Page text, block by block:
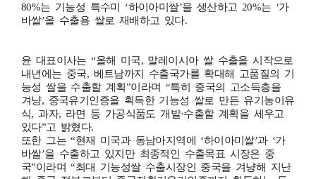
80%는 기능성 특수미 ‘하이아미쌀’을 생산하고 20%는 ‘가
바쌀’을 수출용 쌀로 재배하고 있다.
윤 대표이사는 “올해 미국, 말레이시아 쌀 수출을 시작으로
내년에는 중국, 베트남까지 수출국가를 확대해 고품질의 기
능성 쌀을 수출할 계획”이라며 “특히 중국의 고소득층을
겨냥, 중국유기인증을 획득한 기능성 쌀로 만든 유기농이유
식, 과자, 라면 등 가공식품도 개발·수출할 계획을 세우고
있다”고 밝혔다.
또한 그는 “현재 미국과 동남아지역에 ‘하이아미쌀’과 ‘가
바쌀’을 수출하고 있지만 최종적인 수출목표 시장은 중
국”이라며 “최대 기능성쌀 수출시장인 중국을 겨냥해 지난